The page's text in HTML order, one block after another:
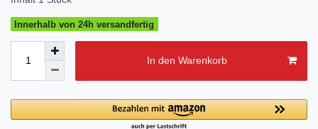
Innerhalb von 24h versandfertig
In den Warenkorb